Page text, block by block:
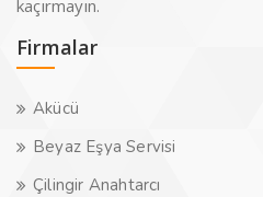
kaçırmayın.
Firmalar
Akücü
Beyaz Eşya Servisi
Çilingir Anahtarcı